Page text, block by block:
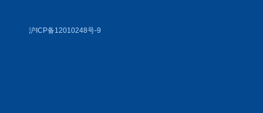
沪ICP备12010248号-9